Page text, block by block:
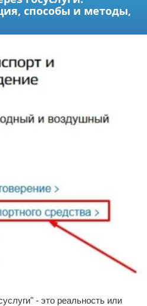
способы и методы,
- это реальность или